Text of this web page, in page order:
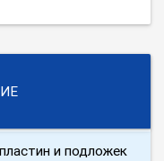
и подложек